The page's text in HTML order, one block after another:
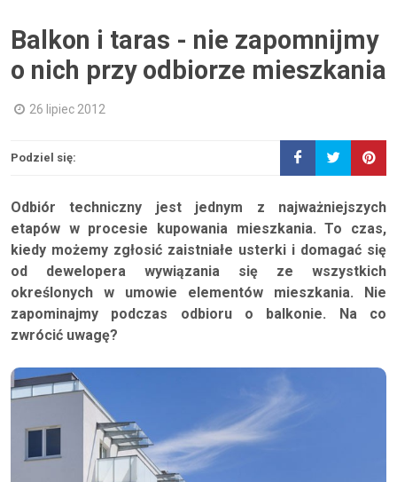
Balkon i taras - nie zapomnijmy
o nich przy odbiorze mieszkania
26 lipiec 2012
Podziel się:
Odbiór techniczny jest jednym z najważniejszych
etapów w procesie kupowania mieszkania. To czas,
kiedy możemy zgłosić zaistniałe usterki i domagać się
od dewelopera wywiązania się ze wszystkich
określonych w umowie elementów mieszkania. Nie
zapominajmy podczas odbioru o balkonie. Na co
zwrócić uwagę?